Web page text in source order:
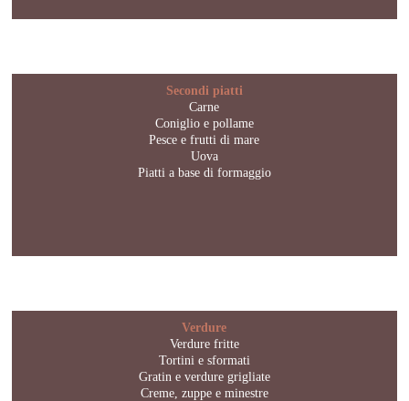
Secondi piatti
Carne
Coniglio e pollame
Pesce e frutti di mare
Uova
Piatti a base di formaggio
Verdure
Verdure fritte
Tortini e sformati
Gratin e verdure grigliate
Creme, zuppe e minestre